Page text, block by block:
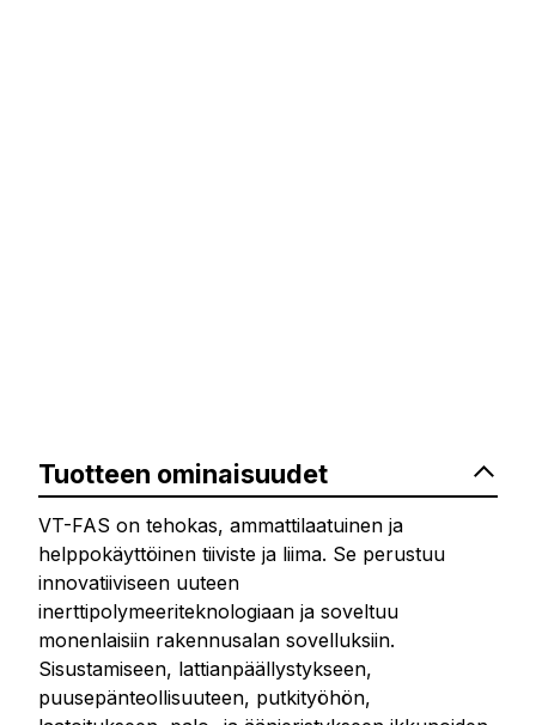
Tuotteen ominaisuudet
VT-FAS on tehokas, ammattilaatuinen ja
helppokäyttöinen tiiviste ja liima. Se perustuu
innovatiiviseen uuteen
inerttipolymeeriteknologiaan ja soveltuu
monenlaisiin rakennusalan sovelluksiin.
Sisustamiseen, lattianpäällystykseen,
puusepänteollisuuteen, putkityöhön,